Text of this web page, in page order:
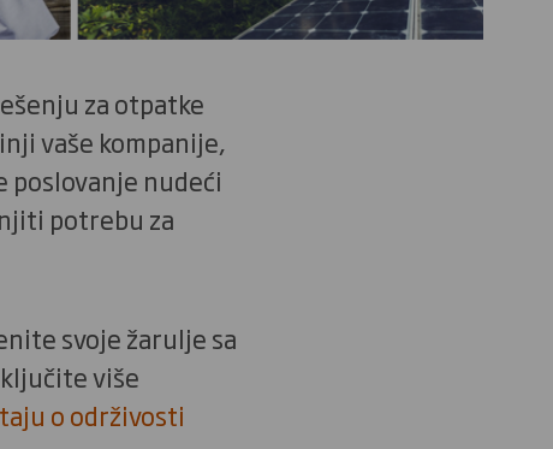
za otpatke
vaše kompanije,
poslovanje nudeći
potrebu za
svoje žarulje sa
više
o održivosti